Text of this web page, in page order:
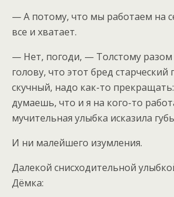
— А потому, что мы работаем на
все и хватает.
— Нет, погоди, — Толстому
голову, что этот бред старческий
скучный, надо как-то
думаешь, что и я на кого-то
мучительная улыбка исказила
И ни малейшего изумления.
Далекой снисходительной
Дёмка: